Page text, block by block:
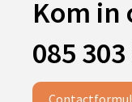
Kom in
085